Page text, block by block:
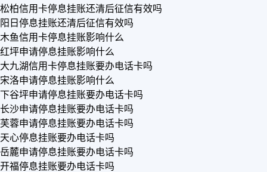
松柏信用卡停息挂账还清后征信有效吗
阳日停息挂账还清后征信有效吗
木鱼信用卡停息挂账影响什么
红坪申请停息挂账影响什么
大九湖信用卡停息挂账要办电话卡吗
宋洛申请停息挂账影响什么
下谷坪申请停息挂账要办电话卡吗
长沙申请停息挂账要办电话卡吗
芙蓉申请停息挂账要办电话卡吗
天心停息挂账要办电话卡吗
岳麓申请停息挂账要办电话卡吗
开福停息挂账要办电话卡吗